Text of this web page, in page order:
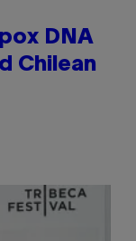
DNA
Chilean